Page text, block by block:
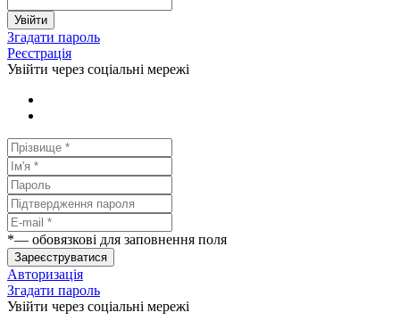
Увійти
Згадати пароль
Реєстрація
Увійти через соціальні мережі
*— обовязкові для заповнення поля
Зареєструватися
Авторизація
Згадати пароль
Увійти через соціальні мережі